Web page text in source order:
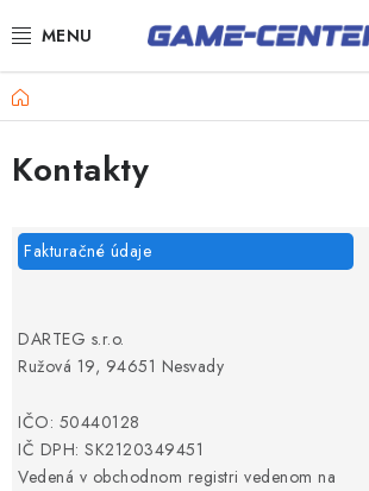
na
Šípky
Stolný futbal
Novinky
Kontakty
Domov
Kontakty
Fakturačné údaje
DARTEG s.r.o.
Ružová 19, 94651 Nesvady
IČO: 50440128
IČ DPH: SK2120349451
Vedená v obchodnom registri vedenom na